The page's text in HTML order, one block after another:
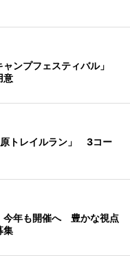
ャンプフェスティバル」
意
トレイルラン」 3コー
今年も開催へ 豊かな視点
集